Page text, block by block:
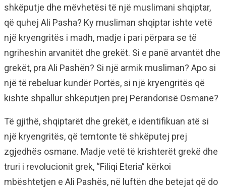
shkëputje dhe mëvhetësi të një muslimani shqiptar,
që quhej Ali Pasha? Ky musliman shqiptar ishte vetë
një kryengritës i madh, madje i pari përpara se të
ngriheshin arvanitët dhe grekët. Si e panë arvantët dhe
grekët, pra Ali Pashën? Si një armik musliman? Apo si
një të rebeluar kundër Portës, si një kryengritës që
kishte shpallur shkëputjen prej Perandorisë Osmane?
Të gjithë, shqiptarët dhe grekët, e identifikuan atë si
një kryengritës, që temtonte të shkëputej prej
zgjedhës osmane. Madje vetë të krishterët grekë dhe
truri i revolucionit grek, “Filiqi Eteria” kërkoi
mbështetjen e Ali Pashës, në luftën dhe betejat që do